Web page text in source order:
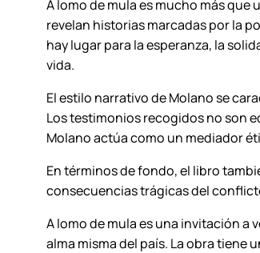
A lomo de mulaes mucho más que
revelan historias marcadas por la
hay lugar para la esperanza, la
vida.
El estilo narrativo de Molano se
Los testimonios recogidos no son
Molano actúa como un mediador
En términos de fondo, el libro
consecuencias trágicas del
A lomo de mulaes una invitación a
alma misma del país. La obra